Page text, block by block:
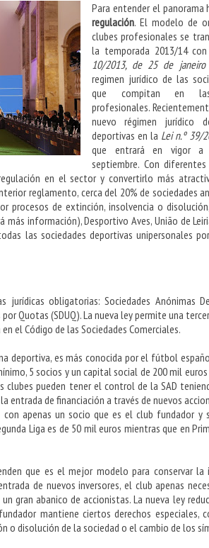
Para entender el panorama
regulación. El modelo de
clubes profesionales se
la temporada 2013/14
10/2013, de 25 de janeiro
regimen jurídico de las
que compitan en las
profesionales.
nuevo régimen jurídico
deportivas en la Lei n.º 39/
que entrará en vigor
septiembre. Con
en el sector y convertirlo más
reglamento, cerca del 20% de sociedades
procesos de extinción, insolvencia o
información), Desportivo Aves, União de
las sociedades deportivas unipersonales
jurídicas obligatorias:Sociedades Anónimas
Quotas (SDUQ). La nueva ley permite una
el Código de las Sociedades Comerciales.
deportiva, es más conocida por el fútbol
5 socios y un capital social de 200 mil euros
clubes pueden tener el control de la SAD
entrada de financiación a través de nuevos
apenas un socio que es el club fundador y
Liga es de 50 mil euros mientras que en
que es el mejor modelo para conservar
de nuevos inversores, el club apenas
gran abanico de accionistas. La nueva ley
mantiene ciertos derechos especiales,
o disolución de la sociedad o el cambio de los